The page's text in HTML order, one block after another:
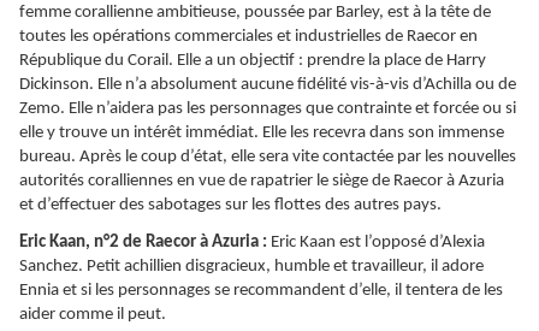
femme corallienne ambitieuse, poussée par Barley, est à la tête de
toutes les opérations commerciales et industrielles de Raecor en
République du Corail. Elle a un objectif : prendre la place de Harry
Dickinson. Elle n’a absolument aucune fidélité vis-à-vis d’Achilla ou de
Zemo. Elle n’aidera pas les personnages que contrainte et forcée ou si
elle y trouve un intérêt immédiat. Elle les recevra dans son immense
bureau. Après le coup d’état, elle sera vite contactée par les nouvelles
autorités coralliennes en vue de rapatrier le siège de Raecor à Azuria
et d’effectuer des sabotages sur les flottes des autres pays.
Eric Kaan, n°2 de Raecor à Azuria : Eric Kaan est l’opposé d’Alexia
Sanchez. Petit achillien disgracieux, humble et travailleur, il adore
Ennia et si les personnages se recommandent d’elle, il tentera de les
aider comme il peut.